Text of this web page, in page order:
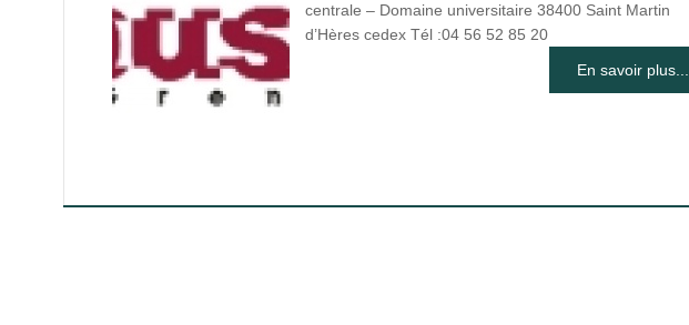
centrale – Domaine universitaire 38400 Saint Martin
d’Hères cedex Tél :04 56 52 85 20
En savoir plus...